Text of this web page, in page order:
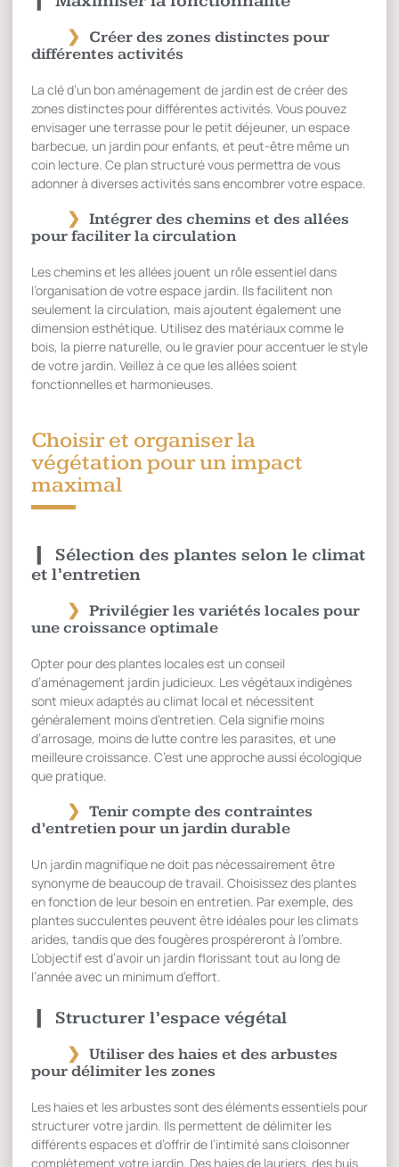
Créer des zones distinctes pour
différentes activités
La clé d’un bon aménagement de jardin est de créer des
zones distinctes pour différentes activités. Vous pouvez
envisager une terrasse pour le petit déjeuner, un espace
barbecue, un jardin pour enfants, et peut-être même un
coin lecture. Ce plan structuré vous permettra de vous
adonner à diverses activités sans encombrer votre espace.
Intégrer des chemins et des allées
pour faciliter la circulation
Les chemins et les allées jouent un rôle essentiel dans
l’organisation de votre espace jardin. Ils facilitent non
seulement la circulation, mais ajoutent également une
dimension esthétique. Utilisez des matériaux comme le
bois, la pierre naturelle, ou le gravier pour accentuer le style
de votre jardin. Veillez à ce que les allées soient
fonctionnelles et harmonieuses.
Choisir et organiser la
végétation pour un impact
maximal
Sélection des plantes selon le climat
et l’entretien
Privilégier les variétés locales pour
une croissance optimale
Opter pour des plantes locales est un conseil
d’aménagement jardin judicieux. Les végétaux indigènes
sont mieux adaptés au climat local et nécessitent
généralement moins d’entretien. Cela signifie moins
d’arrosage, moins de lutte contre les parasites, et une
meilleure croissance. C’est une approche aussi écologique
que pratique.
Tenir compte des contraintes
d’entretien pour un jardin durable
Un jardin magnifique ne doit pas nécessairement être
synonyme de beaucoup de travail. Choisissez des plantes
en fonction de leur besoin en entretien. Par exemple, des
plantes succulentes peuvent être idéales pour les climats
arides, tandis que des fougères prospéreront à l’ombre.
L’objectif est d’avoir un jardin florissant tout au long de
l’année avec un minimum d’effort.
Structurer l’espace végétal
Utiliser des haies et des arbustes
pour délimiter les zones
Les haies et les arbustes sont des éléments essentiels pour
structurer votre jardin. Ils permettent de délimiter les
différents espaces et d’offrir de l’intimité sans cloisonner
complètement votre jardin. Des haies de lauriers, des buis